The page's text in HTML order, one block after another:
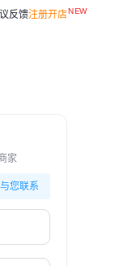
反馈注册开店
家
您联系